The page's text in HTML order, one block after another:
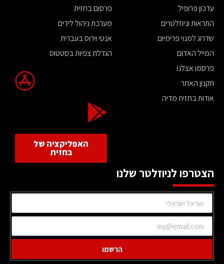
עדכון פרופיל
התראות וניוזלטרים
שדרוג למנוי פרימיום
המייל האדום
פרסמו אצלנו
תקנון האתר
אודות בחזית מדיה
פרסום בחזית
מערכת ניהול לידים
אנטי וירוס בעברית
הגדלת צפיות בסטטוס
האפליקציה של
בחזית
הצטרפו לניוזלטר שלנו
הרשמו